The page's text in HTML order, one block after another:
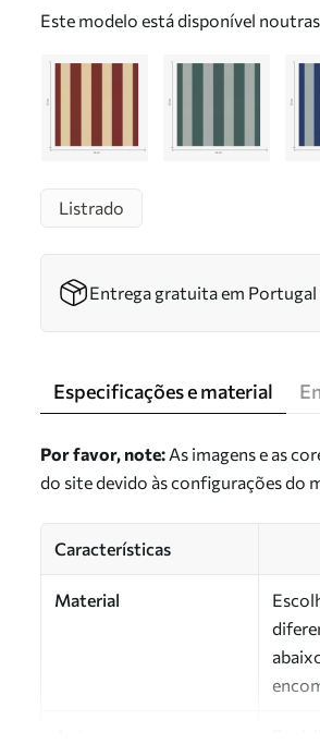
Este modelo está disponível
Listrado
Entrega gratuita em Portugal
Especificações e material
Por favor, note: As imagens e as
do site devido às configurações do
Características
Material